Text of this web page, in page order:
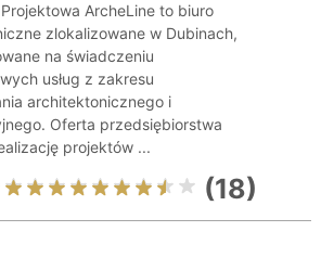
ArcheLine to biuro
zlokalizowane w Dubinach,
na świadczeniu
usług z zakresu
architektonicznego i
Oferta przedsiębiorstwa
projektów ...
(18)